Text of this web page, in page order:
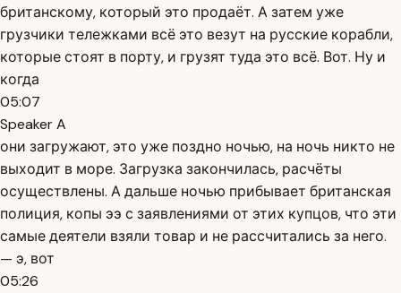
британскому, который это продаёт. А затем уже
грузчики тележками всё это везут на русские корабли,
которые стоят в порту, и грузят туда это всё. Вот. Ну и
когда
05:07
Speaker A
они загружают, это уже поздно ночью, на ночь никто не
выходит в море. Загрузка закончилась, расчёты
осуществлены. А дальше ночью прибывает британская
полиция, копы ээ с заявлениями от этих купцов, что эти
самые деятели взяли товар и не рассчитались за него.
— э, вот
05:26